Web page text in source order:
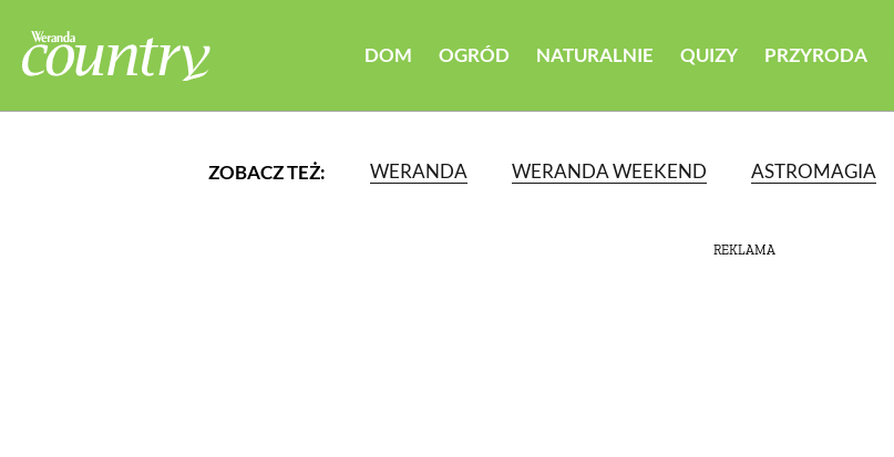
DOM OGRÓD NATURALNIE QUIZY PRZYRODA
ZOBACZ TEŻ: WERANDA WERANDA WEEKEND ASTROMAGIA
REKLAMA